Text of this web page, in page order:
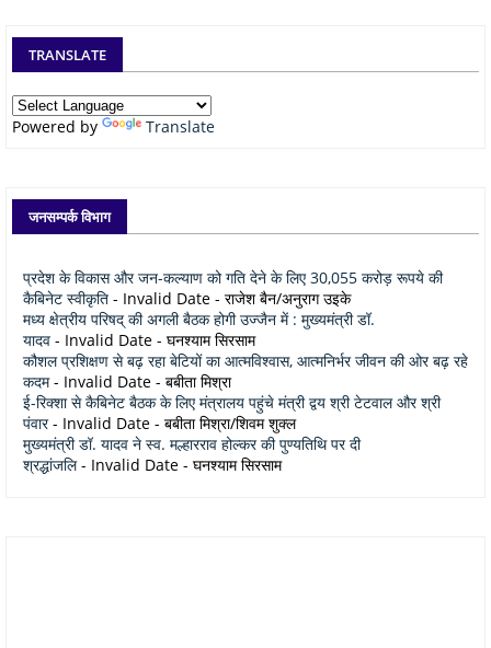
TRANSLATE
Powered by Translate
जनसम्पर्क विभाग
प्रदेश के विकास और जन-कल्याण को गति देने के लिए 30,055 करोड़ रूपये की
कैबिनेट स्वीकृति - Invalid Date - राजेश बैन/अनुराग उइके
मध्य क्षेत्रीय परिषद् की अगली बैठक होगी उज्जैन में : मुख्यमंत्री डॉ.
यादव - Invalid Date - घनश्याम सिरसाम
कौशल प्रशिक्षण से बढ़ रहा बेटियों का आत्मविश्वास, आत्मनिर्भर जीवन की ओर बढ़ रहे
कदम- Invalid Date - बबीता मिश्रा
ई-रिक्शा से कैबिनेट बैठक के लिए मंत्रालय पहुंचे मंत्री द्वय श्री टेटवाल और श्री
पंवार- Invalid Date - बबीता मिश्रा/शिवम शुक्ल
मुख्यमंत्री डॉ. यादव ने स्व. मल्हारराव होल्कर की पुण्यतिथि पर दी
श्रद्धांजलि- Invalid Date - घनश्याम सिरसाम